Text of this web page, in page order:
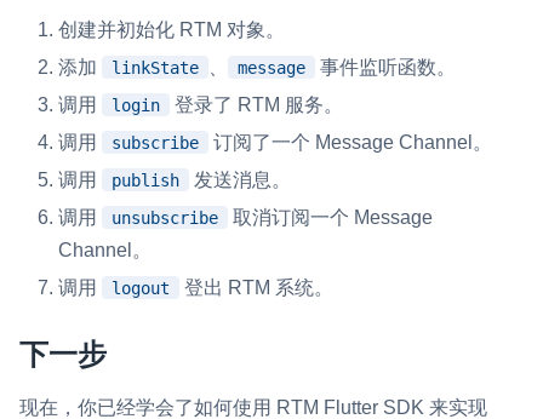
创建并初始化 RTM 对象。
添加
linkState message
事件监听函数。
调用
login
登录了 RTM 服务。
调用
subscribe
订阅了一个 Message Channel。
调用
publish
发送消息。
调用
unsubscribe
取消订阅一个 Message
Channel。
调用
logout 登出 RTM 系统。
下一步
现在，你已经学会了如何使用 RTM Flutter SDK 来实现